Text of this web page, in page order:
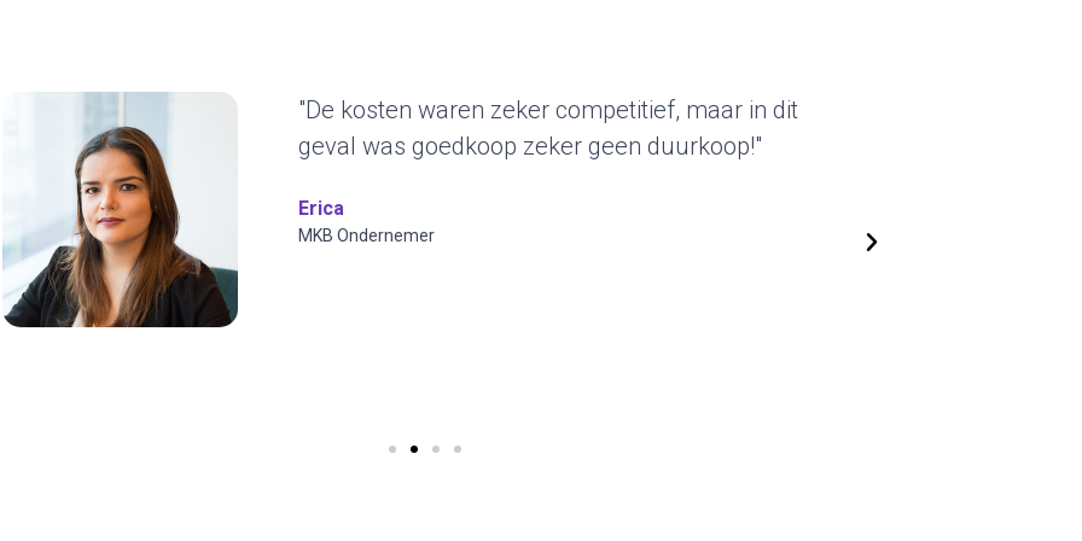
"Het duurzame karakter van deze standbouw sprak
ons erg aan. De geleverde beursstands kunnen we
ontwerp en we kunnen steeds nieuwe, actuele